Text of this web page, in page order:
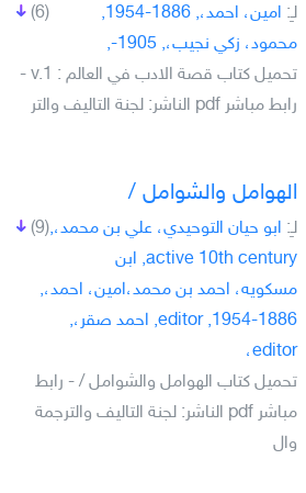
(6) لـِ:
امين، احمد،, 1886-1954,
محمود، زكي نجيب،, 1905-,
تحميل كتاب قصة الادب في العالم : v.1 -
رابط مباشر pdf الناشر: لجنة التاليف والتر
الهوامل والشوامل /
(9) لـِ: ابو حيان التوحيدي، علي بن محمد،,
active 10th century, ابن
مسكويه، احمد بن محمد،امين، احمد،,
1886-1954, editor, احمد صقر،,
editor،
تحميل كتاب الهوامل والشوامل / - رابط
مباشر pdf الناشر: لجنة التاليف والترجمة
وال